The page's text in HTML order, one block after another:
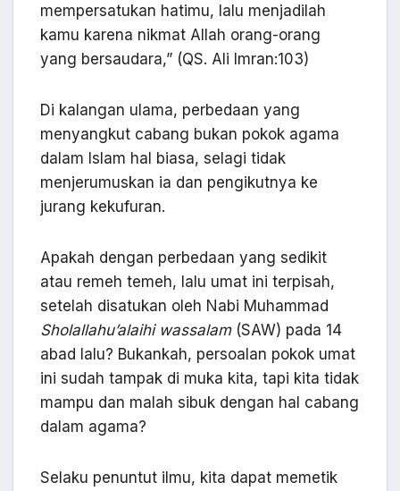
mempersatukan hatimu, lalu menjadilah
kamu karena nikmat Allah orang-orang
yang bersaudara,” (QS. Ali Imran:103)
Di kalangan ulama, perbedaan yang
menyangkut cabang bukan pokok agama
dalam Islam hal biasa, selagi tidak
menjerumuskan ia dan pengikutnya ke
jurang kekufuran.
Apakah dengan perbedaan yang sedikit
atau remeh temeh, lalu umat ini terpisah,
setelah disatukan oleh Nabi Muhammad
Sholallahu’alaihi wassalam(SAW) pada 14
abad lalu? Bukankah, persoalan pokok umat
ini sudah tampak di muka kita, tapi kita tidak
mampu dan malah sibuk dengan hal cabang
dalam agama?
Selaku penuntut ilmu, kita dapat memetik